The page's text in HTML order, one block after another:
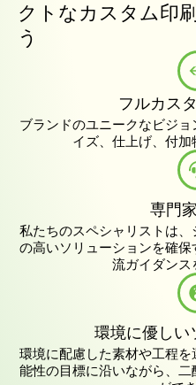
クトなカスタム印
う
フルカス
ブランドのユニークなビジ
イズ、仕上げ、付加
専門
私たちのスペシャリストは
の高いソリューションを確
流ガイダンス
環境に優しい
環境に配慮した素材や工程
能性の目標に沿いながら、